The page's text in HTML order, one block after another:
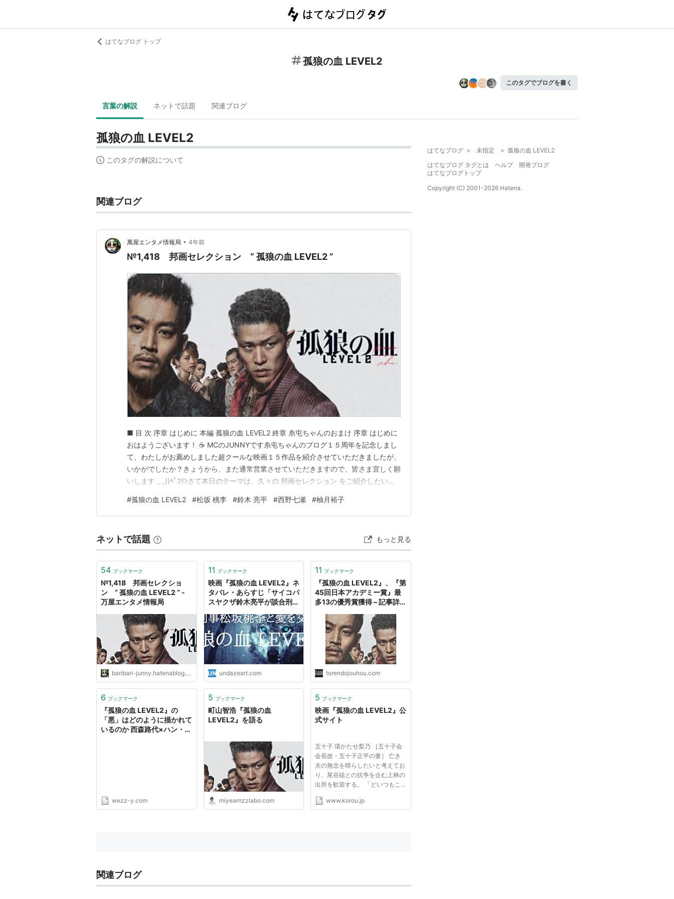
はてなブログ トップ
孤狼の血 LEVEL2
このタグでブログを書く
言葉の解説 ネットで話題 関連ブログ
孤狼の血 LEVEL2
このタグの解説について
関連ブログ
萬屋エンタメ情報局 • 4年前
№1,418 邦画セレクション “ 孤狼の血 LEVEL2 ”
■ 目 次 序章 はじめに 本編 孤狼の血 LEVEL2 終章 糸屯ちゃんのおまけ 序章 はじめに
おはようございます！ ☕ MCのJUNNYです糸屯ちゃんのブログ１５周年を記念しまし
て、わたしがお薦めしました超クールな映画１５作品を紹介させていただきましたが、
いかがでしたか？きょうから、また通常営業させていただきますので、皆さま宜しく願
いします _ _))ﾍﾟｺﾘﾝさて本日のテーマは、久々の 邦画セレクション をご紹介したいと
方からお送りする 邦画セレクション のご紹介をさせて頂きます通常営業の再開一…
#孤狼の血 LEVEL2 #松坂 桃李 #鈴木 亮平 #西野七瀬 #柚月裕子
ネットで話題 もっと見る
54 ブックマーク
№1,418 邦画セレクショ
ン “ 孤狼の血 LEVEL2 ” -
万屋エンタメ情報局
baribari-junny.hatenablog.com
11 ブックマーク
映画『孤狼の血 LEVEL2』ネ
タバレ・あらすじ「サイコパ
スヤクザ鈴木亮平が談合刑事
「国家権力の闇を暴く」結末
「続編決定！」
undazeart.com
11 ブックマーク
『孤狼の血 LEVEL2』、『第
45回日本アカデミー賞』最
多13の優秀賞獲得 – 記事詳
torendojouhou.com
6 ブックマーク
『孤狼の血 LEVEL2』の
「悪」はどのように描かれて
いるのか 西森路代×ハン・ト
wezz-y.com
5 ブックマーク
町山智浩『孤狼の血
LEVEL2』を語る
miyearnzzlabo.com
5 ブックマーク
映画『孤狼の血 LEVEL2』公
式サイト
五十子 環かたせ梨乃 ［五十子会
会長故・五十子正平の妻］ 亡き
夫の無念を晴らしたいと考えてお
り、尾谷組との抗争を企む上林の
出所を歓迎する。 「どいつもこ
いつも牙抜かれてしもうて…。」
COMMENT 前作を拝見して、石
www.korou.jp
関連ブログ
はてなブログ > 未指定 > 孤狼の血 LEVEL2
はてなブログ タグとは
ヘルプ
開発ブログ
はてなブログトップ
Copyright (C) 2001-2026 Hatena.